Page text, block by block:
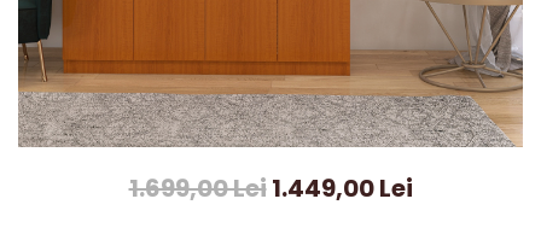
1.699,00 Lei1.449,00 Lei